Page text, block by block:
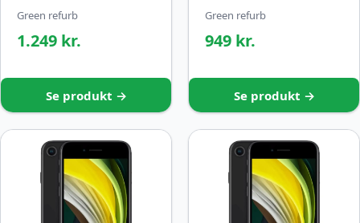
Green refurb
1.249 kr.
Se produkt →
Green refurb
949 kr.
Se produkt →